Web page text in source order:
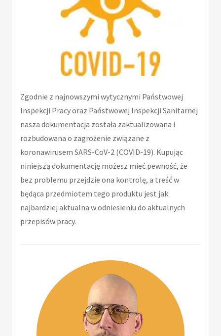
Zgodnie z najnowszymi wytycznymi Państwowej
Inspekcji Pracy oraz Państwowej Inspekcji Sanitarnej
nasza dokumentacja została zaktualizowana i
rozbudowana o zagrożenie związane z
koronawirusem SARS-CoV-2 (COVID-19). Kupując
niniejszą dokumentację możesz mieć pewność, że
bez problemu przejdzie ona kontrolę, a treść w
będąca przedmiotem tego produktu jest jak
najbardziej aktualna w odniesieniu do aktualnych
przepisów pracy.